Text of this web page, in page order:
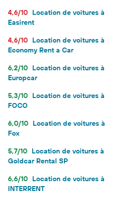
4,6/10 Location de voitures à
Easirent
4,6/10 Location de voitures à
Economy Rent a Car
6,2/10 Location de voitures à
Europcar
5,3/10 Location de voitures à
FOCO
6,0/10 Location de voitures à
Fox
5,7/10 Location de voitures à
Goldcar Rental SP
6,6/10 Location de voitures à
INTERRENT